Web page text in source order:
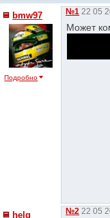
bmw97
Подробно
№1 22 05
Может
helg №2 22 05